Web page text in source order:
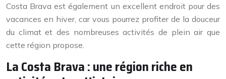
Costa Brava est également un excellent endroit pour des
vacances en hiver, car vous pourrez profiter de la douceur
du climat et des nombreuses activités de plein air que
cette région propose.
La Costa Brava : une région riche en